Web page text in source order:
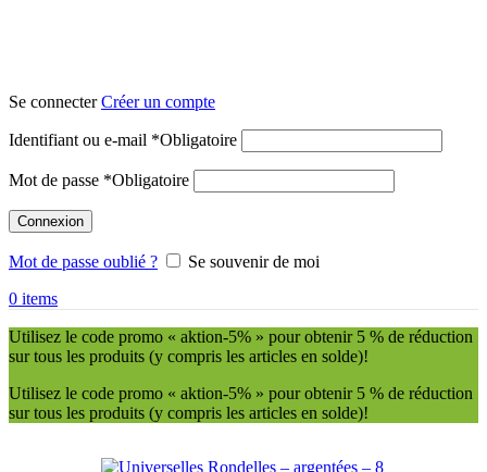
Se connecterCréer un compte
Identifiant ou e-mail *Obligatoire
Mot de passe *Obligatoire
Connexion
Mot de passe oublié ?
Se souvenir de moi
0 items
Utilisez le code promo « aktion-5% » pour obtenir 5 % de réduction
sur tous les produits (y compris les articles en solde)!
Utilisez le code promo « aktion-5% » pour obtenir 5 % de réduction
sur tous les produits (y compris les articles en solde)!